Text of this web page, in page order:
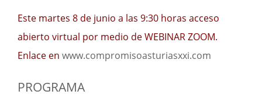
Este martes 8 de junio a las 9:30 horas acceso
abierto virtual por medio de WEBINAR ZOOM.
Enlace en www.compromisoasturiasxxi.com
PROGRAMA